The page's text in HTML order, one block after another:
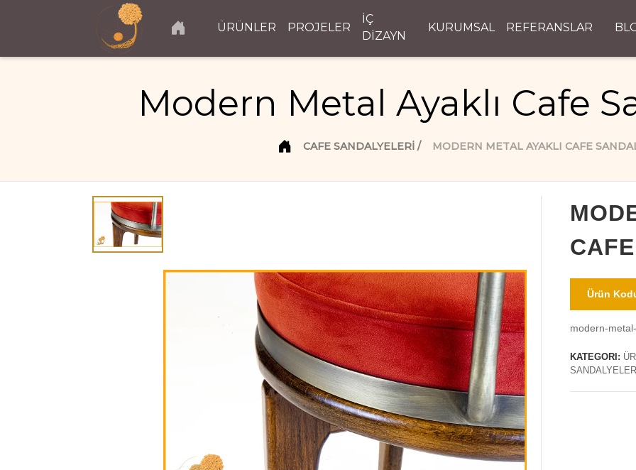
ÜRÜNLER PROJELER
İÇ
DİZAYN
KURUMSAL REFERANSLAR
Modern Metal Ayaklı Cafe
CAFE SANDALYELERI MODERN METAL AYAKLI CAFE
Ürün
modern-
KATEGORI:
SANDALYELERI